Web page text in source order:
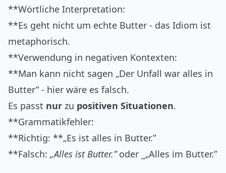
**Wörtliche Interpretation:
**Es geht nicht um echte Butter - das Idiom ist
metaphorisch.
**Verwendung in negativen Kontexten:
**Man kann nicht sagen „Der Unfall war alles in
Butter” - hier wäre es falsch.
Es passt nur zu positiven Situationen.
**Grammatikfehler:
**Richtig: **„Es ist alles in Butter.”
**Falsch: „Alles ist Butter.”oder _„Alles im Butter.”